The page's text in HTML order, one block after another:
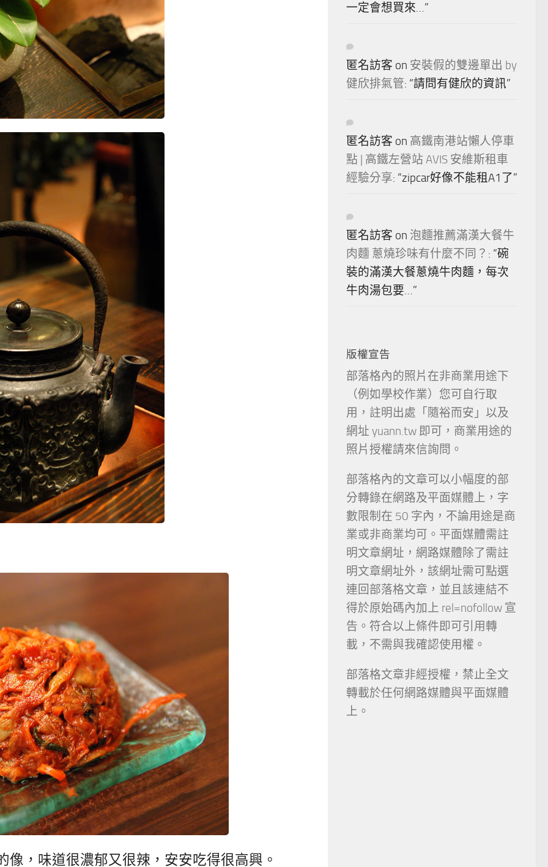
，味道很濃郁又很辣，安安吃得很高興。
一定會想買來…”
匿名訪客 on 安裝假的雙邊單出 by
健欣排氣管: “請問有健欣的資訊”
匿名訪客 on 高鐵南港站懶人停車
點 | 高鐵左營站 AVIS 安維斯租車
經驗分享: “zipcar好像不能租A1了”
匿名訪客 on 泡麵推薦滿漢大餐牛
肉麵 蔥燒珍味有什麼不同？ : “碗
裝的滿漢大餐蔥燒牛肉麵，每次
牛肉湯包要…”
版權宣告
部落格內的照片在非商業用途下
（例如學校作業）您可自行取
用，註明出處「隨裕而安」以及
網址 yuann.tw 即可，商業用途的
照片授權請來信詢問。
部落格內的文章可以小幅度的部
分轉錄在網路及平面媒體上，字
數限制在 50 字內，不論用途是商
業或非商業均可。平面媒體需註
明文章網址，網路媒體除了需註
明文章網址外，該網址需可點選
連回部落格文章，並且該連結不
得於原始碼內加上 rel=nofollow 宣
告。符合以上條件即可引用轉
載，不需與我確認使用權。
部落格文章非經授權，禁止全文
轉載於任何網路媒體與平面媒體
上。